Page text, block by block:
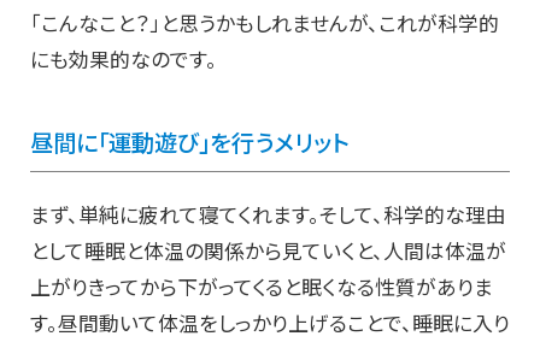
「こんなこと？」と思うかもしれませんが、これが科学的
にも効果的なのです。
昼間に「運動遊び」を行うメリット
まず、単純に疲れて寝てくれます。そして、科学的な理由
として睡眠と体温の関係から見ていくと、人間は体温が
上がりきってから下がってくると眠くなる性質がありま
す。昼間動いて体温をしっかり上げることで、睡眠に入り